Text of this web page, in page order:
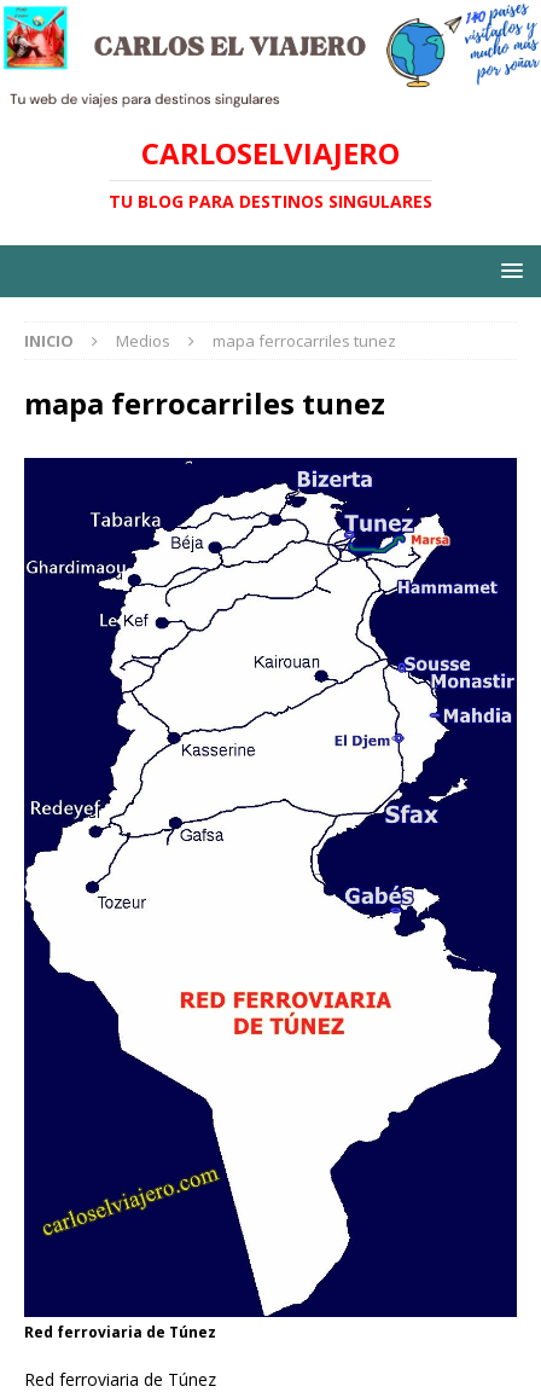
CARLOSELVIAJERO
TU BLOG PARA DESTINOS SINGULARES
INICIO Medios mapa ferrocarriles tunez
mapa ferrocarriles tunez
Red ferroviaria de Túnez
Red ferroviaria de Túnez